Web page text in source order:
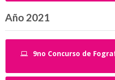
Año 2021
9no Concurso de